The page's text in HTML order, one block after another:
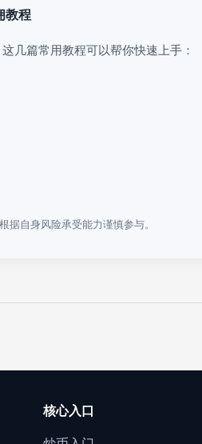
教程
几篇常用教程可以帮你快速上手：
据自身风险承受能力谨慎参与。
核心入口